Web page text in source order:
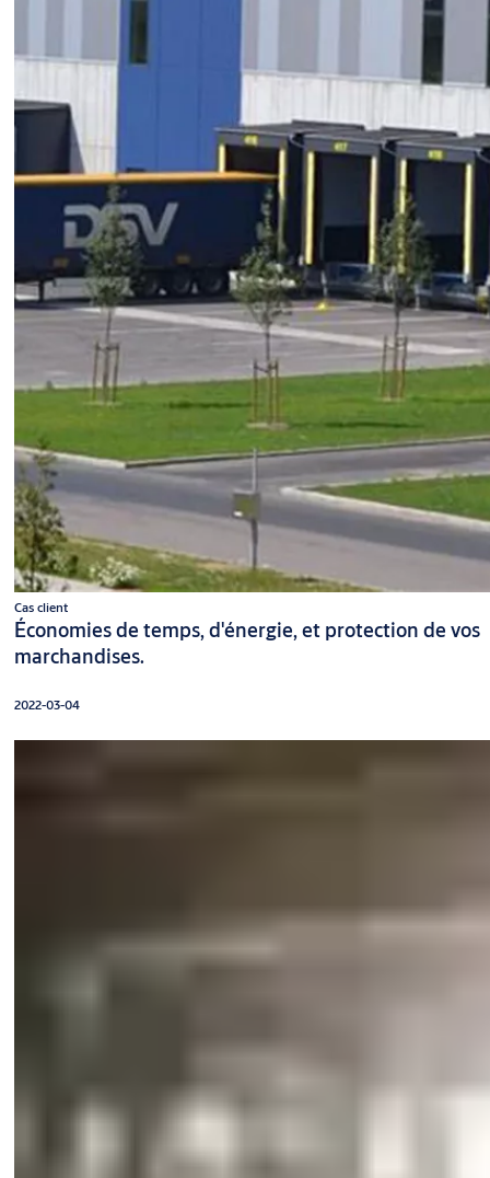
Cas client
Économies de temps, d'énergie, et protection de vos
marchandises.
2022-03-04